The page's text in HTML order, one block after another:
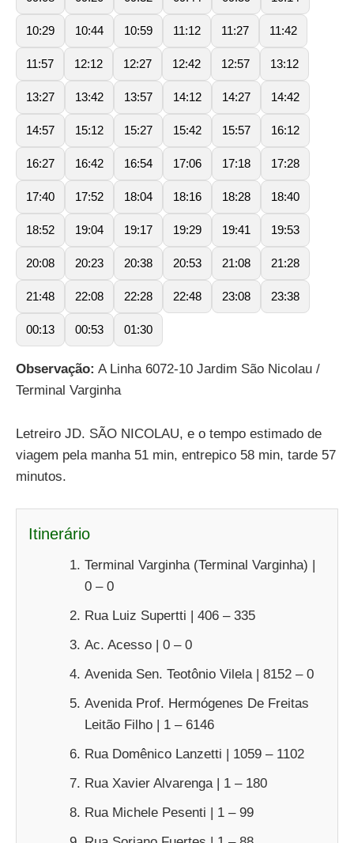
10:29 10:44 10:59 11:12 11:27 11:42
11:57 12:12 12:27 12:42 12:57 13:12
13:27 13:42 13:57 14:12 14:27 14:42
14:57 15:12 15:27 15:42 15:57 16:12
16:27 16:42 16:54 17:06 17:18 17:28
17:40 17:52 18:04 18:16 18:28 18:40
18:52 19:04 19:17 19:29 19:41 19:53
20:08 20:23 20:38 20:53 21:08 21:28
21:48 22:08 22:28 22:48 23:08 23:38
00:13 00:53 01:30
Observação: A Linha 6072-10 Jardim São Nicolau /
Terminal Varginha
Letreiro JD. SÃO NICOLAU, e o tempo estimado de
viagem pela manha 51 min, entrepico 58 min, tarde 57
minutos.
Itinerário
Terminal Varginha (Terminal Varginha) |
0 – 0
Rua Luiz Supertti | 406 – 335
Ac. Acesso | 0 – 0
Avenida Sen. Teotônio Vilela | 8152 – 0
Avenida Prof. Hermógenes De Freitas
Leitão Filho | 1 – 6146
Rua Domênico Lanzetti | 1059 – 1102
Rua Xavier Alvarenga | 1 – 180
Rua Michele Pesenti | 1 – 99